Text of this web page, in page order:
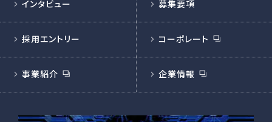
インタビュー 募集要項
採用エントリー コーポレート
事業紹介 企業情報